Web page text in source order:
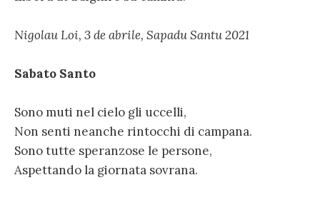
Nigolau Loi, 3 de abrile, Sapadu Santu 2021
Sabato Santo
Sono muti nel cielo gli uccelli,
Non senti neanche rintocchi di campana.
Sono tutte speranzose le persone,
Aspettando la giornata sovrana.